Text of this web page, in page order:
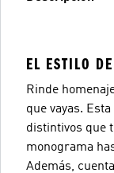
EL ESTILO
Rinde
que vayas.
distintivos que
monograma
Además,